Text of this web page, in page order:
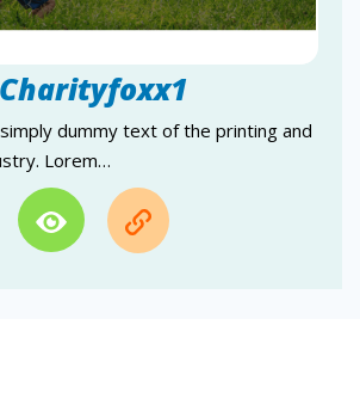
BauFoxx
Charityfoxx1
dummy text of the printing and
Lorem…